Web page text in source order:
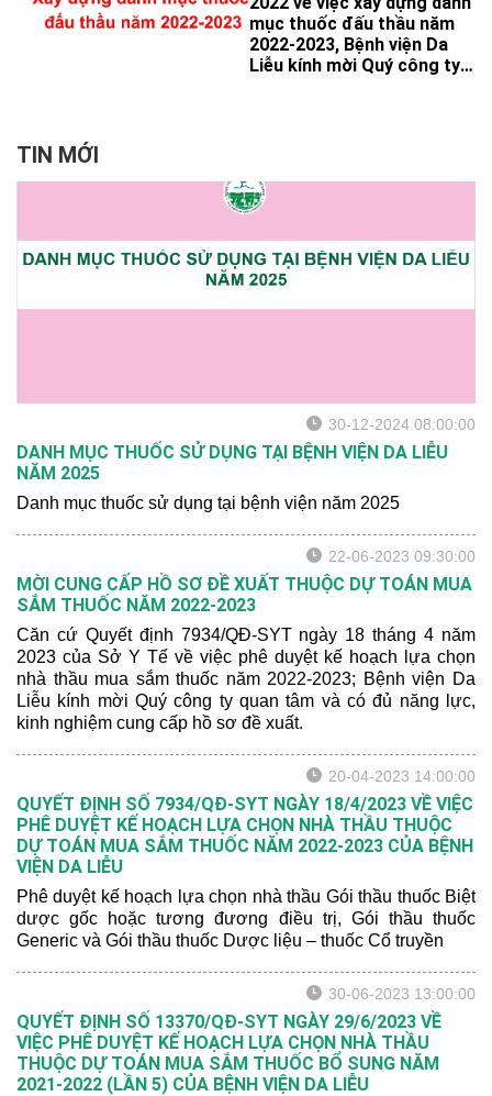
nghiệm cung cấp hồ sơ đề
xuất Gói thầu thuốc
Generic, Gói thầu thuốc
Dược liệu và thuốc Cổ
mục thuốc đấu thầu năm
2022-2023, Bệnh viện Da
Liễu kính mời Quý công ty
TIN MỚI
30-12-2024 08:00:00
DANH MỤC THUỐC SỬ DỤNG TẠI BỆNH VIỆN DA LIỄU
NĂM 2025
Danh mục thuốc sử dụng tại bệnh viện năm 2025
22-06-2023 09:30:00
MỜI CUNG CẤP HỒ SƠ ĐỀ XUẤT THUỘC DỰ TOÁN MUA
SẮM THUỐC NĂM 2022-2023
Căn cứ Quyết định 7934/QĐ-SYT ngày 18 tháng 4 năm
2023 của Sở Y Tế về việc phê duyệt kế hoạch lựa chọn
nhà thầu mua sắm thuốc năm 2022-2023; Bệnh viện Da
Liễu kính mời Quý công ty quan tâm và có đủ năng lực,
kinh nghiệm cung cấp hồ sơ đề xuất.
20-04-2023 14:00:00
QUYẾT ĐỊNH SỐ 7934/QĐ-SYT NGÀY 18/4/2023 VỀ VIỆC
PHÊ DUYỆT KẾ HOẠCH LỰA CHỌN NHÀ THẦU THUỘC
DỰ TOÁN MUA SẮM THUỐC NĂM 2022-2023 CỦA BỆNH
VIỆN DA LIỄU
Phê duyệt kế hoạch lựa chọn nhà thầu Gói thầu thuốc Biệt
dược gốc hoặc tương đương điều trị, Gói thầu thuốc
Generic và Gói thầu thuốc Dược liệu – thuốc Cổ truyền
30-06-2023 13:00:00
QUYẾT ĐỊNH SỐ 13370/QĐ-SYT NGÀY 29/6/2023 VỀ
VIỆC PHÊ DUYỆT KẾ HOẠCH LỰA CHỌN NHÀ THẦU
THUỘC DỰ TOÁN MUA SẮM THUỐC BỔ SUNG NĂM
2021-2022 (LẦN 5) CỦA BỆNH VIỆN DA LIỄU